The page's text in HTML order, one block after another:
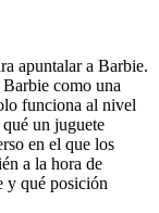
apuntalar a Barbie.
Barbie como una
funciona al nivel
un juguete
en el que los
a la hora de
y qué posición